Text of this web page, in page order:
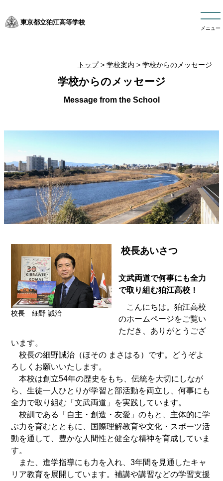
東京都立狛江高等学校
メニュー
トップ> 学校案内 > 学校からのメッセージ
学校からのメッセージ
校長あいさつ
校長 細野 誠治
文武両道で何事にも全力
で取り組む狛江高校！
こんにちは。狛江高校
のホームページをご覧い
ただき、ありがとうござ
います。
校長の細野誠治（ほその まさはる）です。どうぞよ
ろしくお願いいたします。
本校は創立54年の歴史をもち、伝統を大切にしなが
ら、生徒一人ひとりが学習と部活動を両立し、何事にも
全力で取り組む「文武両道」を実践しています。
校訓である「自主・創造・友愛」のもと、主体的に学
ぶ力を育むとともに、国際理解教育や文化・スポーツ活
動を通して、豊かな人間性と健全な精神を育成していま
す。
また、進学指導にも力を入れ、3年間を見通したキャ
リア教育を展開しています。補講や講習などの学習支援